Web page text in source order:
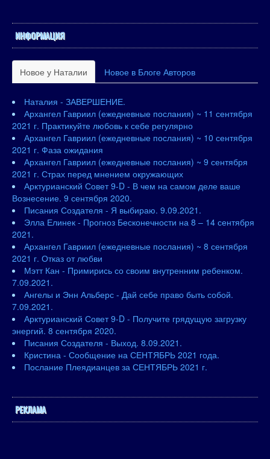
ИНФОРМАЦИЯ
Новое у Наталии Новое в Блоге Авторов
Наталия - ЗАВЕРШЕНИЕ.
Архангел Гавриил (ежедневные послания) ~ 11 сентября
2021 г. Практикуйте любовь к себе регулярно
Архангел Гавриил (ежедневные послания) ~ 10 сентября
2021 г. Фаза ожидания
Архангел Гавриил (ежедневные послания) ~ 9 сентября
2021 г. Страх перед мнением окружающих
Арктурианский Совет 9-D - В чем на самом деле ваше
Вознесение. 9 сентября 2020.
Писания Создателя - Я выбираю. 9.09.2021.
Элла Елинек - Прогноз Бесконечности на 8 – 14 сентября
2021.
Архангел Гавриил (ежедневные послания) ~ 8 сентября
2021 г. Отказ от любви
Мэтт Кан - Примирись со своим внутренним ребенком.
7.09.2021.
Ангелы и Энн Альберс - Дай себе право быть собой.
7.09.2021.
Арктурианский Совет 9-D - Получите грядущую загрузку
энергий. 8 сентября 2020.
Писания Создателя - Выход. 8.09.2021.
Кристина - Сообщение на СЕНТЯБРЬ 2021 года.
Послание Плеядианцев за СЕНТЯБРЬ 2021 г.
РЕКЛАМА